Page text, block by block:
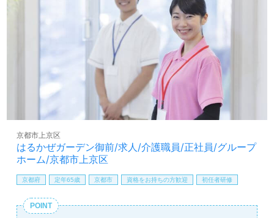
～18歳（18歳に達した年度末）の子 10,000円 ■夜勤手当:GH・小規模）
5,000円/1回 ⇒夜勤手当は6回の見込 ※試用期間2ヶ月あり、労働条件変更な
はるかぜガーデン御前/求人/介護職員/正社員/グループ
ホーム/京都市上京区
京都市上京区
京都府 定年65歳 京都市 資格をお持ちの方歓迎 初任者研修
POINT